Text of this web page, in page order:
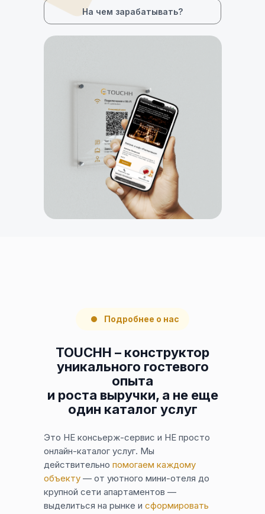
На чем зарабатывать?
TOUCHH – конструктор
уникального гостевого
опыта
и роста выручки, а не еще
один каталог услуг
Это НЕ консьерж-сервис и НЕ просто
онлайн-каталог услуг. Мы
действительно помогаем каждому
объекту — от уютного мини-отеля до
крупной сети апартаментов —
выделиться на рынке и сформировать
Подробнее о нас